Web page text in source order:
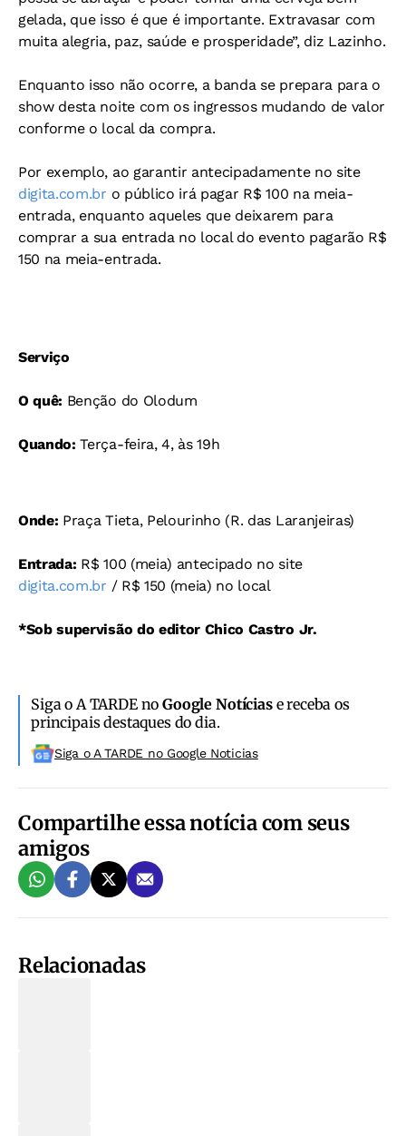
gelada, que isso é que é importante. Extravasar com
muita alegria, paz, saúde e prosperidade”, diz Lazinho.
Enquanto isso não ocorre, a banda se prepara para o
show desta noite com os ingressos mudando de valor
conforme o local da compra.
Por exemplo, ao garantir antecipadamente no site
digita.com.br o público irá pagar R$ 100 na meia-
entrada, enquanto aqueles que deixarem para
comprar a sua entrada no local do evento pagarão R$
150 na meia-entrada.
Serviço
O quê: Benção do Olodum
Quando:Terça-feira, 4, às 19h
Onde: Praça Tieta, Pelourinho (R. das Laranjeiras)
Entrada: R$ 100 (meia) antecipado no site
digita.com.br / R$ 150 (meia) no local
*Sob supervisão do editor Chico Castro Jr.
Siga o A TARDE noGoogle Notíciase receba os
principais destaques do dia.
Siga o A TARDE no Google Noticias
Compartilhe essa notícia com seus
amigos
Relacionadas